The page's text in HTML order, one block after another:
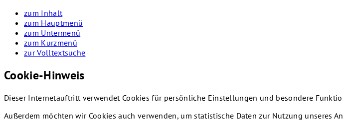
zum Inhalt
zum Hauptmenü
zum Untermenü
zum Kurzmenü
zur Volltextsuche
Cookie-Hinweis
Dieser Internetauftritt verwendet Cookies für persönliche Einstellungen und besondere
Außerdem möchten wir Cookies auch verwenden, um statistische Daten zur Nutzung unseres